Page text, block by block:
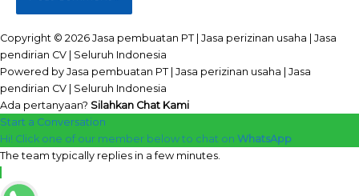
Copyright © 2026 Jasa pembuatan PT | Jasa perizinan usaha | Jasa
pendirian CV | Seluruh Indonesia
Powered by Jasa pembuatan PT | Jasa perizinan usaha | Jasa
pendirian CV | Seluruh Indonesia
Ada pertanyaan? Silahkan Chat Kami
Start a Conversation
Hi! Click one of our member below to chat on WhatsApp
The team typically replies in a few minutes.